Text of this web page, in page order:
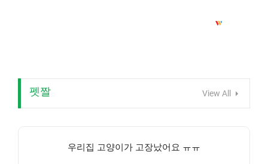
펫짤 View All
우리집 고양이가 고장났어요 ㅠㅠ